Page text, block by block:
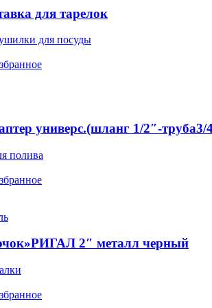
для тарелок
для посуды
универс.(шланг 1/2″-труба3/
полива
2″ металл черный